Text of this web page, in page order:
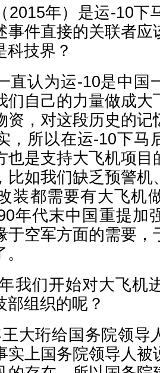
2015年）是运-10下
事件直接的关联者应
科技界？
直认为运-10是中国
们自己的力量做成大
资，对这段历史的记
，所以在运-10下马
也是支持大飞机项目
比如我们缺乏预警
装都需要有大飞机
年代末中国重提加
于空军方面的需要，
我们开始对大飞机
部组织的呢？
大珩给国务院领导
实上国务院领导人被